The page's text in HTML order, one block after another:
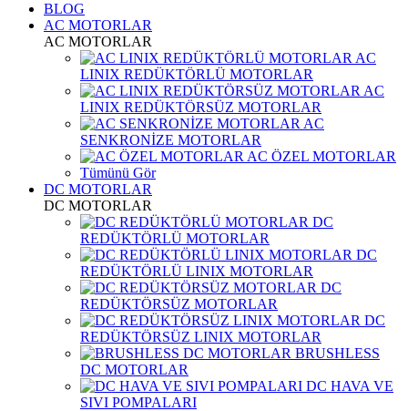
BLOG
AC MOTORLAR
AC MOTORLAR
AC
LINIX REDÜKTÖRLÜ MOTORLAR
AC
LINIX REDÜKTÖRSÜZ MOTORLAR
AC
SENKRONİZE MOTORLAR
AC ÖZEL MOTORLAR
Tümünü Gör
DC MOTORLAR
DC MOTORLAR
DC
REDÜKTÖRLÜ MOTORLAR
DC
REDÜKTÖRLÜ LINIX MOTORLAR
DC
REDÜKTÖRSÜZ MOTORLAR
DC
REDÜKTÖRSÜZ LINIX MOTORLAR
BRUSHLESS
DC MOTORLAR
DC HAVA VE
SIVI POMPALARI